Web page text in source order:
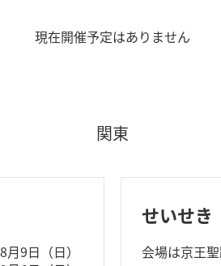
現在開催予定はありません
関東
9日（日）
せいせき
会場は京王